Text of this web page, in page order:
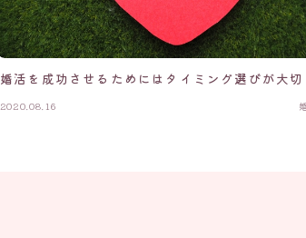
婚活を成功させるためにはタイミング選びが大切
2020.08.16